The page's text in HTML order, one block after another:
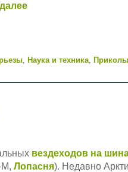
, Наука и техника, Приколы
вездеходов на
М, Лопасня). Недавно